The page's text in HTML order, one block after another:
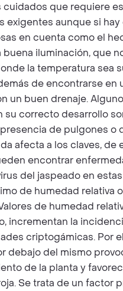
cuidados que requiere
exigentes aunque si
en cuenta como el
buena iluminación, que
la temperatura sea
de encontrarse en
un buen drenaje.
su correcto desarrollo
de pulgones o
afecta a los claves, de
encontrar
del jaspeado en
de humedad relativa
de humedad
incrementan la
criptogámicas. Por
debajo del mismo
de la planta y
Se trata de un factor